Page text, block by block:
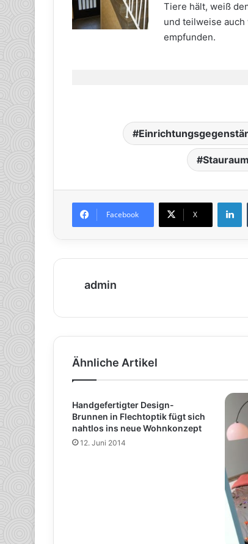
Tiere hält, weiß
und teilweise
empfunden.
Facebook X
admin
Ähnliche Artikel
Handgefertigter Design-
Brunnen in Flechtoptik fügt sich
nahtlos ins neue Wohnkonzept
12. Juni 2014